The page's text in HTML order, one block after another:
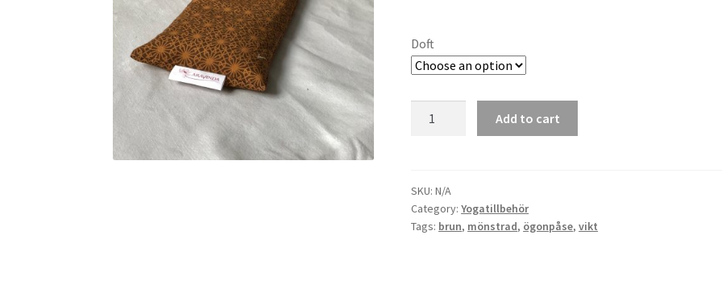
Doft
Add to cart
SKU:N/A
Category:Yogatillbehör
Tags: brun, mönstrad, ögonpåse,vikt